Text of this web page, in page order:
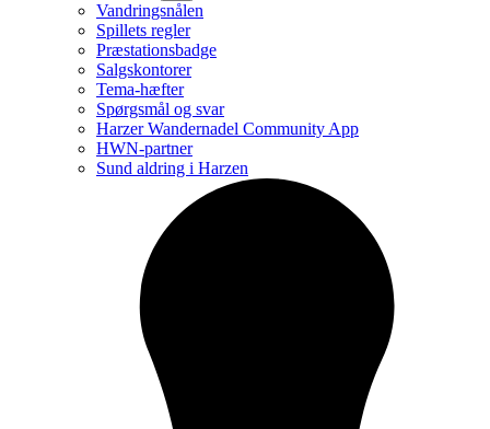
Vandringsnålen
Spillets regler
Præstationsbadge
Salgskontorer
Tema-hæfter
Spørgsmål og svar
Harzer Wandernadel Community App
HWN-partner
Sund aldring i Harzen